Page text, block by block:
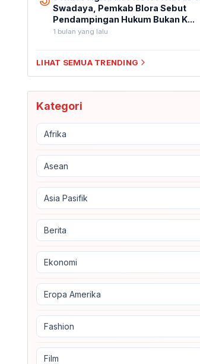
Swadaya, Pemkab Blora Sebut
Pendampingan Hukum Bukan K...
1 bulan yang lalu
LIHAT SEMUA TRENDING
Kategori
Afrika
Asean
Asia Pasifik
Berita
Ekonomi
Eropa Amerika
Fashion
Film